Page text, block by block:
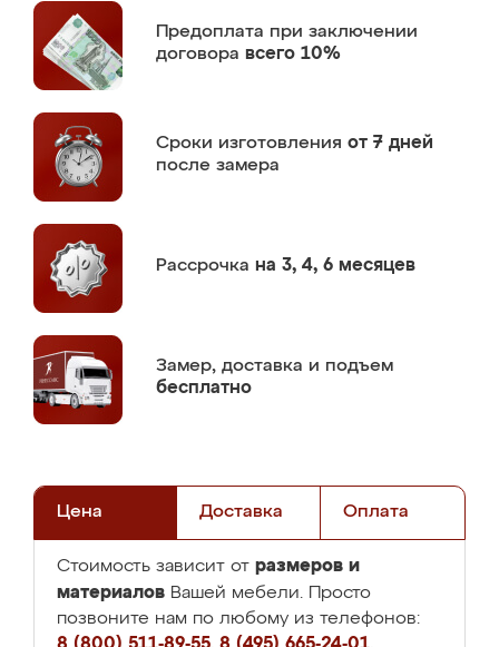
Предоплата при заключении
договора всего 10%
Сроки изготовления от 7 дней
после замера
Рассрочка на 3, 4, 6 месяцев
Замер, доставка и подъем
бесплатно
Цена Доставка Оплата
Стоимость зависит от размеров и
материалов Вашей мебели. Просто
позвоните нам по любому из телефонов: